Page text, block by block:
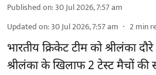
Published on:30 Jul 2026, 7:57 am
Updated on:30 Jul 2026, 7:57 am 2min
भारतीय क्रिकेट टीम को श्रीलंका
श्रीलंका के खिलाफ 2 टेस्ट मैचों की